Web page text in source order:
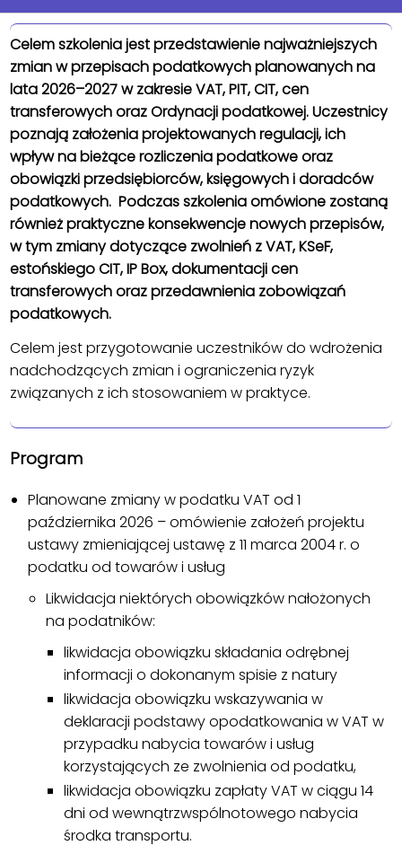
Celem szkolenia jest przedstawienie najważniejszych
zmian w przepisach podatkowych planowanych na
lata 2026–2027 w zakresie VAT, PIT, CIT, cen
transferowych oraz Ordynacji podatkowej. Uczestnicy
poznają założenia projektowanych regulacji, ich
wpływ na bieżące rozliczenia podatkowe oraz
obowiązki przedsiębiorców, księgowych i doradców
podatkowych. Podczas szkolenia omówione zostaną
również praktyczne konsekwencje nowych przepisów,
w tym zmiany dotyczące zwolnień z VAT, KSeF,
estońskiego CIT, IP Box, dokumentacji cen
transferowych oraz przedawnienia zobowiązań
podatkowych.
Celem jest przygotowanie uczestników do wdrożenia
nadchodzących zmian i ograniczenia ryzyk
związanych z ich stosowaniem w praktyce.
Program
Planowane zmiany w podatku VAT od 1
października 2026 – omówienie założeń projektu
ustawy zmieniającej ustawę z 11 marca 2004 r. o
podatku od towarów i usług
Likwidacja niektórych obowiązków nałożonych
na podatników:
likwidacja obowiązku składania odrębnej
informacji o dokonanym spisie z natury
likwidacja obowiązku wskazywania w
deklaracji podstawy opodatkowania w VAT w
przypadku nabycia towarów i usług
korzystających ze zwolnienia od podatku,
likwidacja obowiązku zapłaty VAT w ciągu 14
dni od wewnątrzwspólnotowego nabycia
środka transportu.